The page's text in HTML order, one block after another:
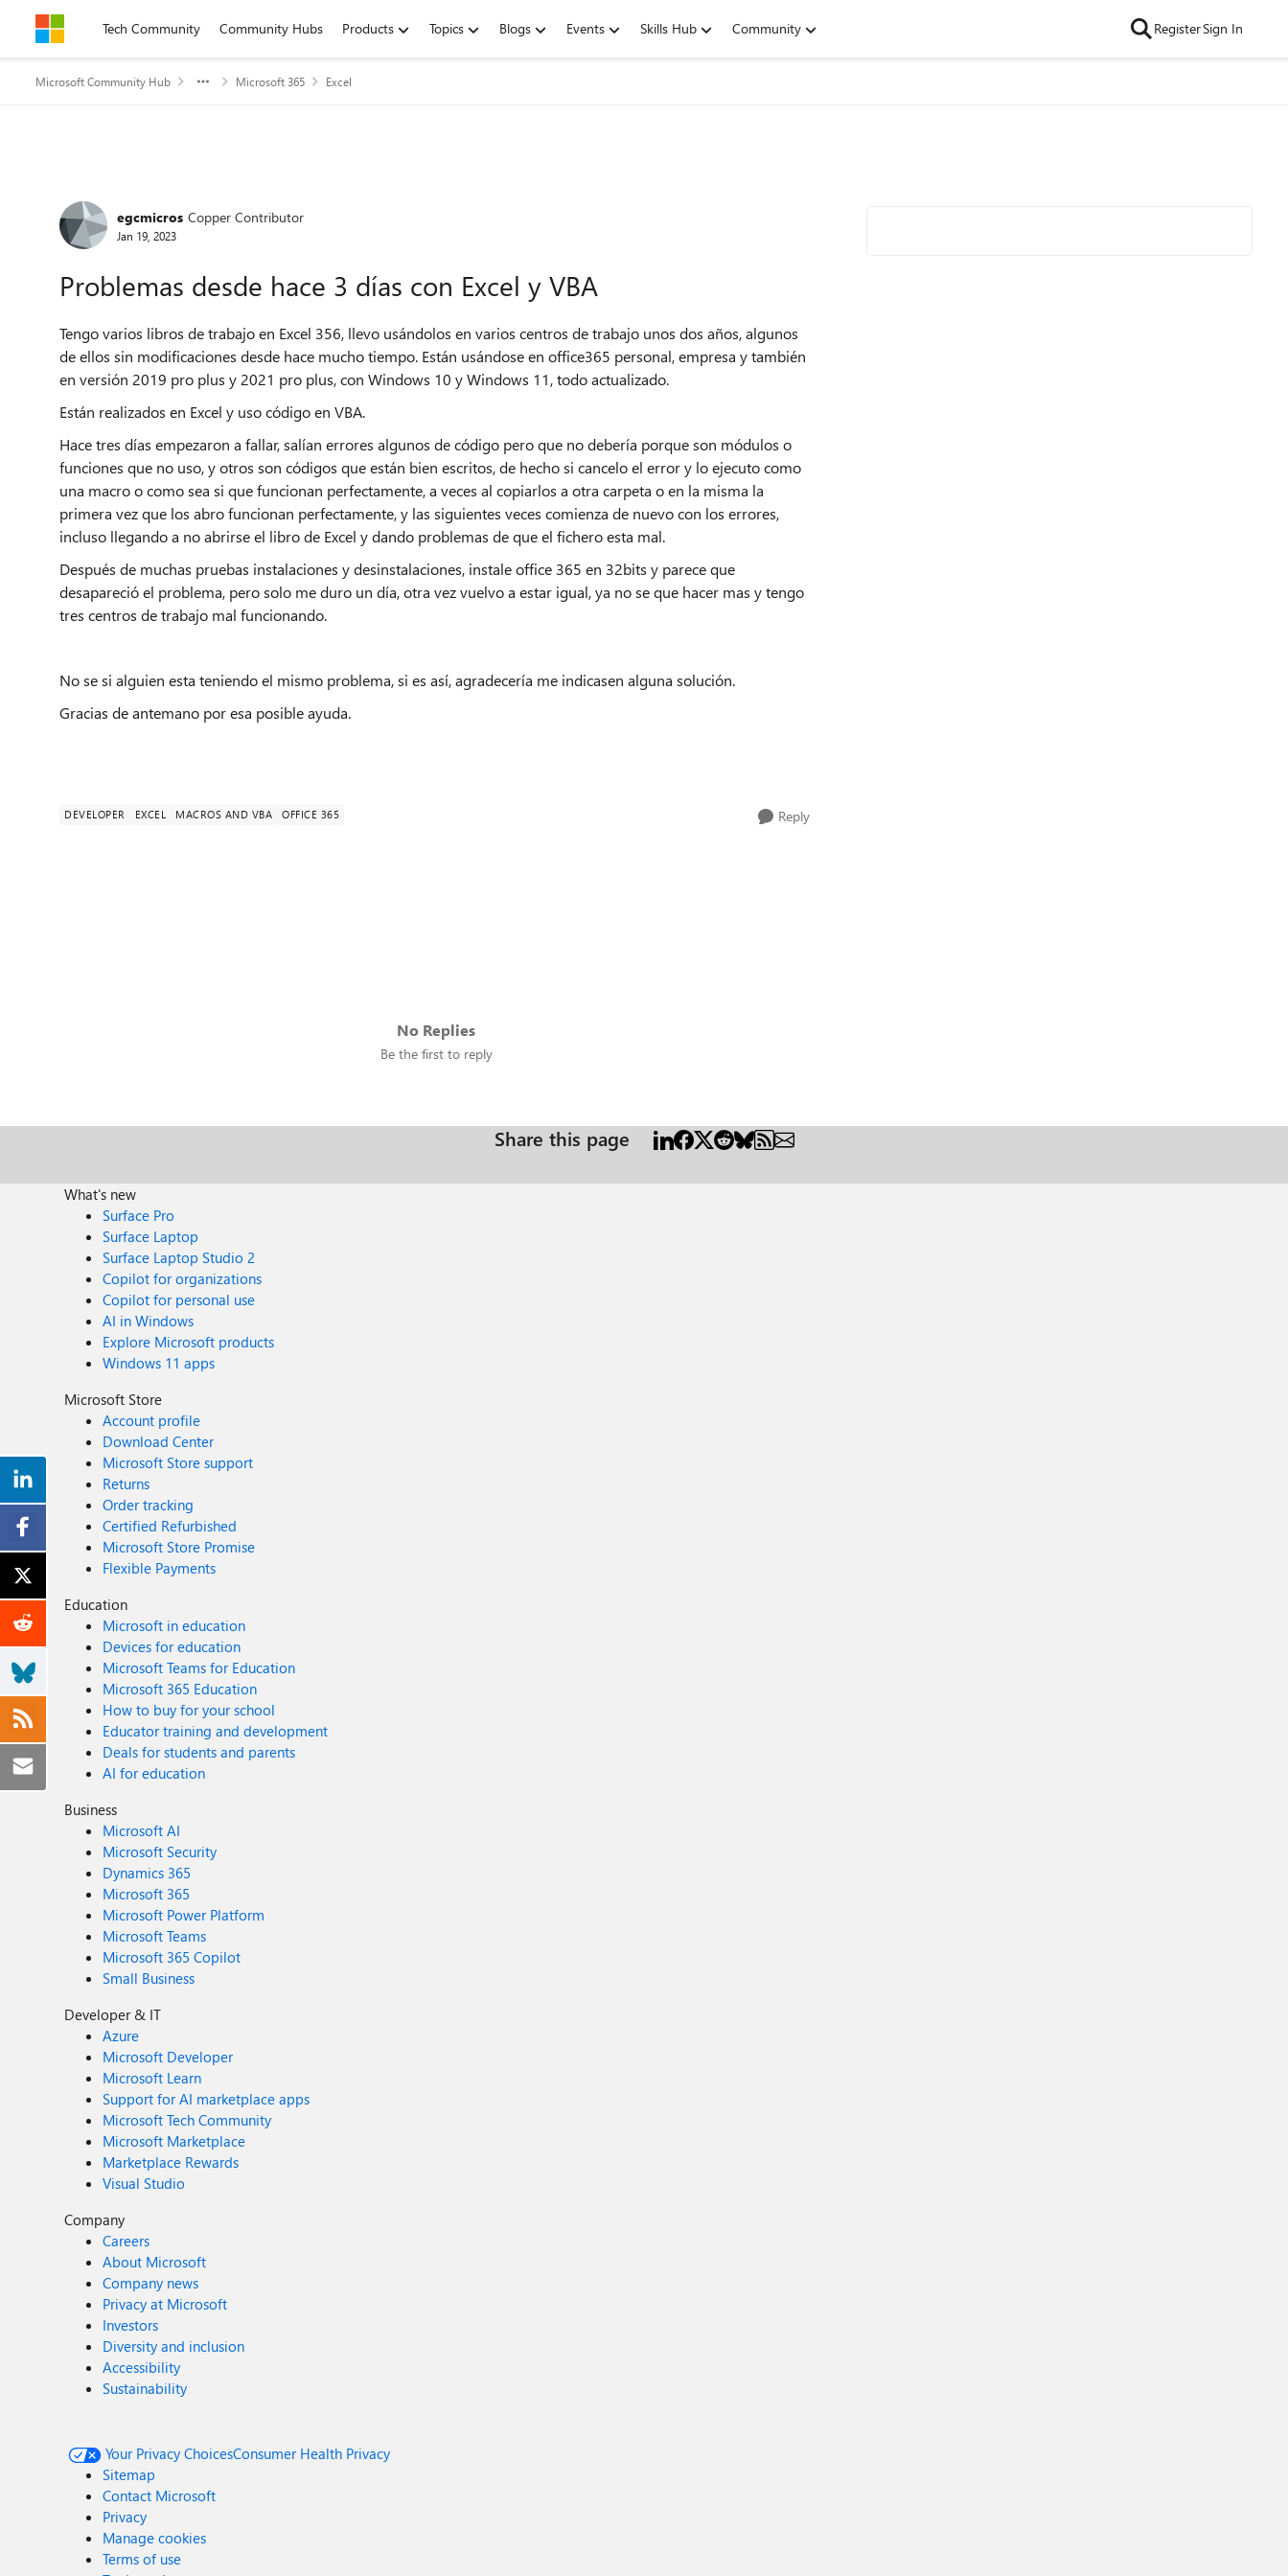
Skip to contentTech Community Community Hubs Products Topics Blogs Events Skills Hub Community RegisterSign In
Microsoft Community Hub Microsoft 365 Excel
Forum Discussion
egcmicros Copper Contributor
Jan 19, 2023
Problemas desde hace 3 días con Excel y VBA
Tengo varios libros de trabajo en Excel 356, llevo usándolos en varios centros de trabajo unos dos años, algunos
de ellos sin modificaciones desde hace mucho tiempo. Están usándose en office365 personal, empresa y también
en versión 2019 pro plus y 2021 pro plus, con Windows 10 y Windows 11, todo actualizado.
Están realizados en Excel y uso código en VBA.
Hace tres días empezaron a fallar, salían errores algunos de código pero que no debería porque son módulos o
funciones que no uso, y otros son códigos que están bien escritos, de hecho si cancelo el error y lo ejecuto como
una macro o como sea si que funcionan perfectamente, a veces al copiarlos a otra carpeta o en la misma la
primera vez que los abro funcionan perfectamente, y las siguientes veces comienza de nuevo con los errores,
incluso llegando a no abrirse el libro de Excel y dando problemas de que el fichero esta mal.
Después de muchas pruebas instalaciones y desinstalaciones, instale office 365 en 32bits y parece que
desapareció el problema, pero solo me duro un día, otra vez vuelvo a estar igual, ya no se que hacer mas y tengo
tres centros de trabajo mal funcionando.
No se si alguien esta teniendo el mismo problema, si es así, agradecería me indicasen alguna solución.
Gracias de antemano por esa posible ayuda.
DEVELOPER EXCEL MACROS AND VBA OFFICE 365 Reply
No Replies
Be the first to reply
Share this page
What's new
Surface Pro
Surface Laptop
Surface Laptop Studio 2
Copilot for organizations
Copilot for personal use
AI in Windows
Explore Microsoft products
Windows 11 apps
Microsoft Store
Account profile
Download Center
Microsoft Store support
Returns
Order tracking
Certified Refurbished
Microsoft Store Promise
Flexible Payments
Education
Microsoft in education
Devices for education
Microsoft Teams for Education
Microsoft 365 Education
How to buy for your school
Educator training and development
Deals for students and parents
AI for education
Business
Microsoft AI
Microsoft Security
Dynamics 365
Microsoft 365
Microsoft Power Platform
Microsoft Teams
Microsoft 365 Copilot
Small Business
Developer & IT
Azure
Microsoft Developer
Microsoft Learn
Support for AI marketplace apps
Microsoft Tech Community
Microsoft Marketplace
Marketplace Rewards
Visual Studio
Company
Careers
About Microsoft
Company news
Privacy at Microsoft
Investors
Diversity and inclusion
Accessibility
Sustainability
Your Privacy ChoicesConsumer Health Privacy
Sitemap
Contact Microsoft
Privacy
Manage cookies
Terms of use